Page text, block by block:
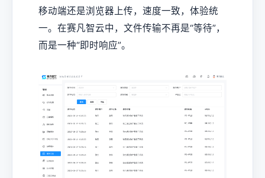
移动端还是浏览器上传，速度一致，体验统
一。在赛凡智云中，文件传输不再是“等待”，
而是一种“即时响应”。